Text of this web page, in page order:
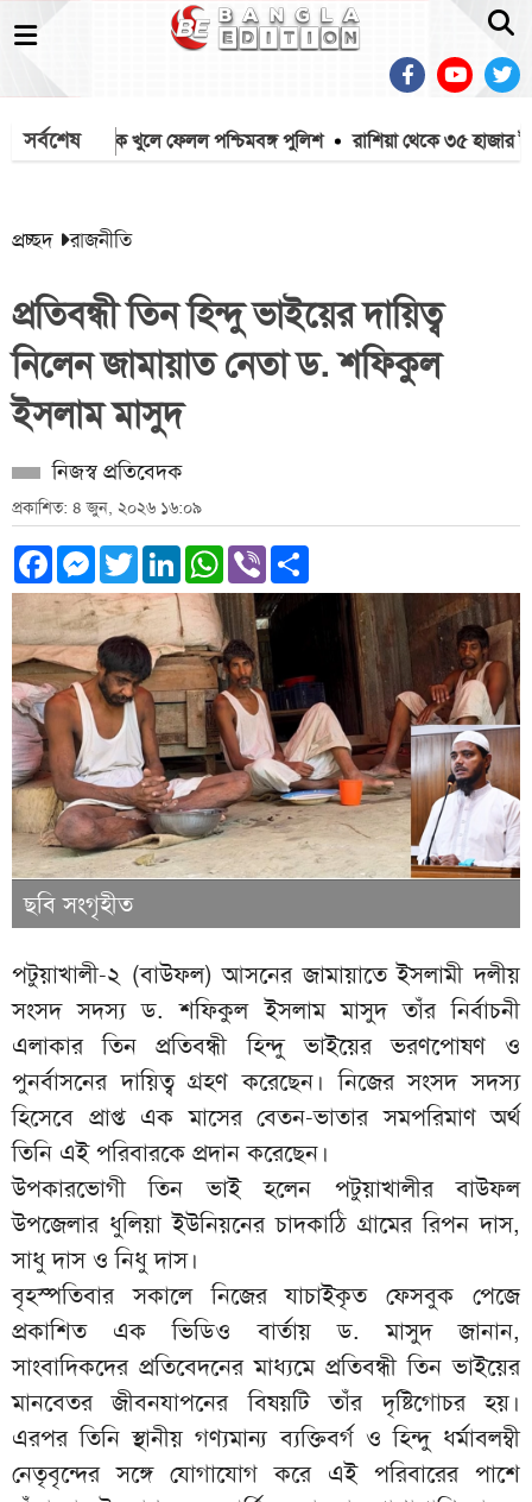
সর্বশেষ
থেকে মাইক খুলে ফেলল পশ্চিমবঙ্গ পুলিশ রাশিয়া থেকে ৩৫ হাজার টন
প্রচ্ছদ রাজনীতি
প্রতিবন্ধী তিন হিন্দু ভাইয়ের দায়িত্ব
নিলেন জামায়াত নেতা ড. শফিকুল
ইসলাম মাসুদ
নিজস্ব প্রতিবেদক
প্রকাশিত: ৪ জুন, ২০২৬ ১৬:০৯
Facebook
Messenger
TwitterLinkedInWhatsApp
Viber
ছবি সংগৃহীত
পটুয়াখালী-২ (বাউফল) আসনের জামায়াতে ইসলামী দলীয়
সংসদ সদস্য ড. শফিকুল ইসলাম মাসুদ তাঁর নির্বাচনী
এলাকার তিন প্রতিবন্ধী হিন্দু ভাইয়ের ভরণপোষণ ও
পুনর্বাসনের দায়িত্ব গ্রহণ করেছেন। নিজের সংসদ সদস্য
হিসেবে প্রাপ্ত এক মাসের বেতন-ভাতার সমপরিমাণ অর্থ
তিনি এই পরিবারকে প্রদান করেছেন।
উপকারভোগী তিন ভাই হলেন পটুয়াখালীর বাউফল
উপজেলার ধুলিয়া ইউনিয়নের চাদকাঠি গ্রামের রিপন দাস,
সাধু দাস ও নিধু দাস।
বৃহস্পতিবার সকালে নিজের যাচাইকৃত ফেসবুক পেজে
প্রকাশিত এক ভিডিও বার্তায় ড. মাসুদ জানান,
সাংবাদিকদের প্রতিবেদনের মাধ্যমে প্রতিবন্ধী তিন ভাইয়ের
মানবেতর জীবনযাপনের বিষয়টি তাঁর দৃষ্টিগোচর হয়।
এরপর তিনি স্থানীয় গণ্যমান্য ব্যক্তিবর্গ ও হিন্দু ধর্মাবলম্বী
নেতৃবৃন্দের সঙ্গে যোগাযোগ করে এই পরিবারের পাশে